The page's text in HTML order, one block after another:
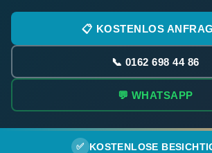
📋 KOSTENLOS
📞 0162 698 44 86
💬 WHATSAPP
✅ KOSTENLOSE